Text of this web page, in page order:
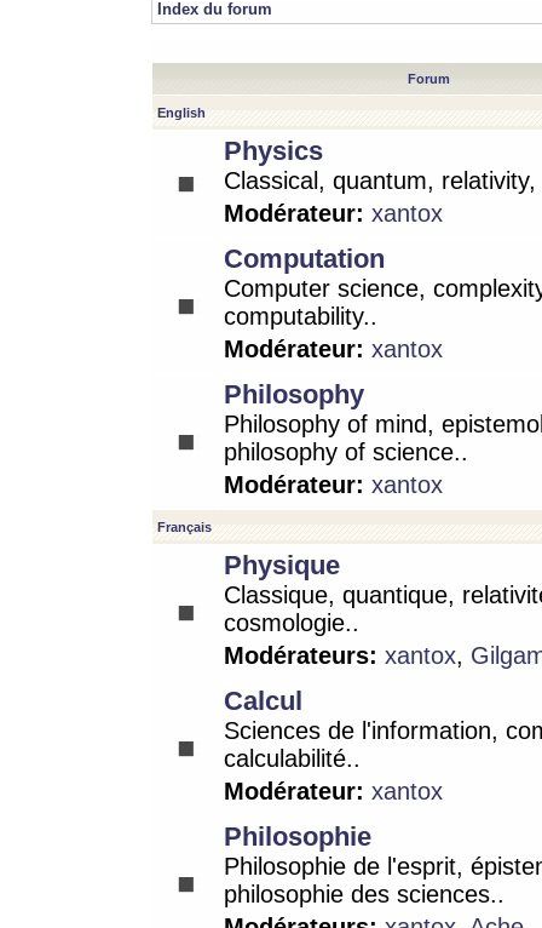
Index du forum
Forum
English
Physics
Classical, quantum,
Modérateur: xantox
Computation
Computer science,
computability..
Modérateur: xantox
Philosophy
Philosophy of mind,
philosophy of science..
Modérateur: xantox
Français
Physique
Classique, quantique,
cosmologie..
Modérateurs: xantox,
Calcul
Sciences de l'information,
calculabilité..
Modérateur: xantox
Philosophie
Philosophie de l'esprit,
philosophie des sciences..